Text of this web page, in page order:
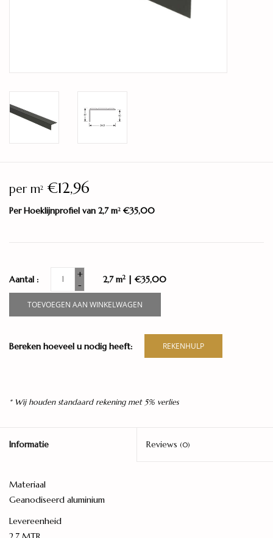
per m2 €12,96
Per Hoeklijnprofiel van 2,7 m2 €35,00
Aantal :
+
-
2,7 m2 | €35,00
TOEVOEGEN AAN WINKELWAGEN
Bereken hoeveel u nodig heeft: REKENHULP
* Wij houden standaard rekening met 5% verlies
Informatie Reviews (0)
Materiaal
Geanodiseerd aluminium
Levereenheid